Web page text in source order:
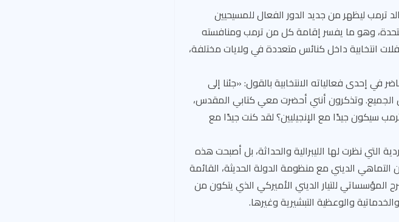
ترمب ليظهر من جديد الدور الفعال للمسيحيين
المتحدة، وهو ما يفسر إقامة كل من ترمب ومنافسته
انتخابية داخل كنائس متعددة في ولايات مختلفة،
(أيلول) 2016، الجمهور الحاضر في إحدى فعالياته الانتخابية بالقول: «جئنا إلى
الجميع. وتذكرون أنني أحضرت معي كتابي المقدس،
سيكون جيدًا مع الإنجيليين؟ لقد كنت جيدًا مع
التي نظرت لها الليبرالية والحداثة، بل أصبحت هذه
الديني مع منظومة الدولة الحديثة، القائمة
المؤسساتي للتيار الديني الأميركي الذي يتكون من
والوعظية التبشيرية وغيرها.